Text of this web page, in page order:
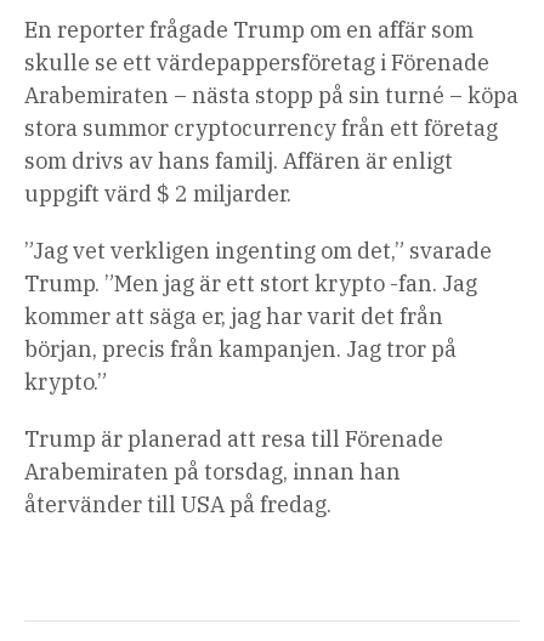
En reporter frågade Trump om en affär som
skulle se ett värdepappersföretag i Förenade
Arabemiraten – nästa stopp på sin turné – köpa
stora summor cryptocurrency från ett företag
som drivs av hans familj. Affären är enligt
uppgift värd $ 2 miljarder.
”Jag vet verkligen ingenting om det,” svarade
Trump. ”Men jag är ett stort krypto -fan. Jag
kommer att säga er, jag har varit det från
början, precis från kampanjen. Jag tror på
krypto.”
Trump är planerad att resa till Förenade
Arabemiraten på torsdag, innan han
återvänder till USA på fredag.